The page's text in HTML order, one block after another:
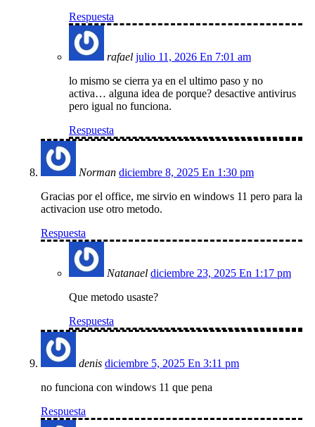
Respuesta
rafael julio 11, 2026 En 7:01 am
lo mismo se cierra ya en el ultimo paso y no
activa… alguna idea de porque? desactive antivirus
pero igual no funciona.
Respuesta
Norman diciembre 8, 2025 En 1:30 pm
Gracias por el office, me sirvio en windows 11 pero para la
activacion use otro metodo.
Respuesta
Natanael diciembre 23, 2025 En 1:17 pm
Que metodo usaste?
Respuesta
denis diciembre 5, 2025 En 3:11 pm
no funciona con windows 11 que pena
Respuesta